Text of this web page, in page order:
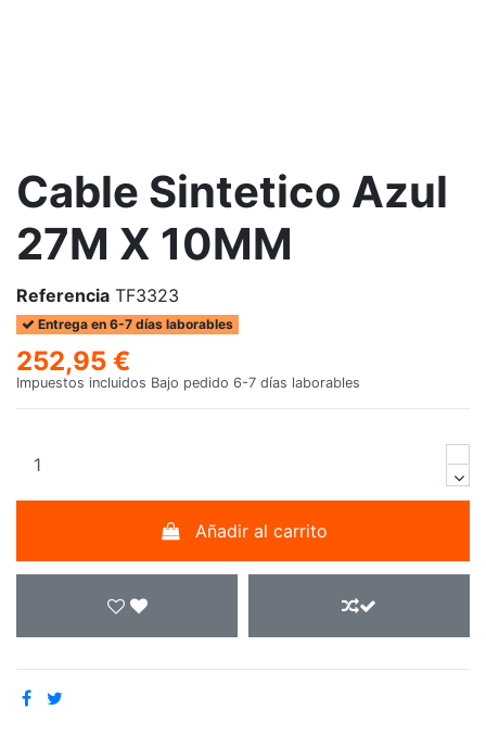
Cable Sintetico Azul
27M X 10MM
Referencia TF3323
Entrega en 6-7 días laborables
252,95 €
Impuestos incluidos Bajo pedido 6-7 días laborables
Añadir al carrito